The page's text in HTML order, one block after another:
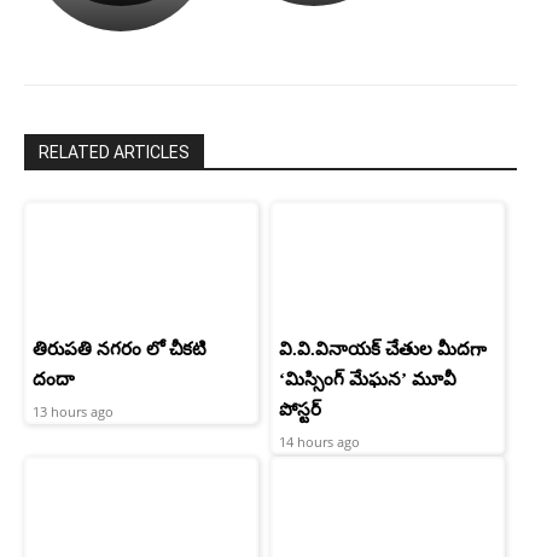
రామ్
RELATED ARTICLES
తిరుపతి నగరం లో చీకటి
దందా
13 hours ago
వి.వి.వినాయక్ చేతుల మీదగా
‘మిస్సింగ్ మేఘన’ మూవీ
పోస్టర్
14 hours ago